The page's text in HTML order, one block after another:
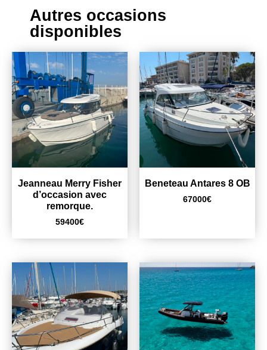
Autres occasions
disponibles
Jeanneau Merry Fisher
d’occasion avec
remorque.
59400€
Beneteau Antares 8 OB
67000€